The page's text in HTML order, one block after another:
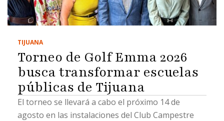
TIJUANA
Torneo de Golf Emma 2026
busca transformar escuelas
públicas de Tijuana
El torneo se llevará a cabo el próximo 14 de
agosto en las instalaciones del Club Campestre